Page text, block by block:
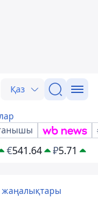
Қаз
€541.64 ₽5.71
жаңалықтары